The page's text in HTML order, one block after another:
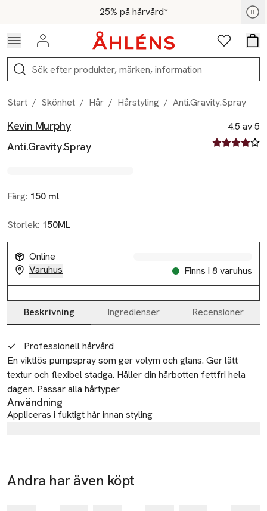
Hoppa till navigationsmenyn25% på hårvård*
För medlemmar - Shoppa nu
Logga in Favoriter
Sök
Start / Skönhet / Hår / Hårstyling / Anti.Gravity.Spray
Produktbilder
Hoppa över bildspelet
Kevin Murphy
Anti.Gravity.Spray
4.5 av 5
4.5 av fem
Färg: 150 ml
Storlek: 150ML
Online
Varuhus
Finns i 8 varuhus
Produktinformation
Beskrivning Ingredienser Recensioner
Beskrivning
Professionell hårvård
En viktlös pumpspray som ger volym och glans. Ger lätt
textur och flexibel stadga. Håller din hårbotten fettfri hela
dagen. Passar alla hårtyper
Användning
Appliceras i fuktigt hår innan styling
Refshalevej 163A
2. DK-1432 København
Andra har även köpt